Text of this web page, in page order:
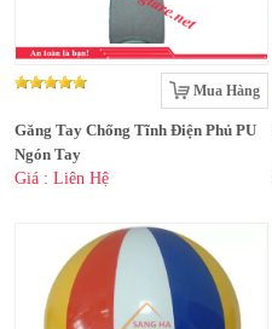
Mua Hàng
Găng Tay Chống Tĩnh Điện Phủ PU
Ngón Tay
Giá : Liên Hệ